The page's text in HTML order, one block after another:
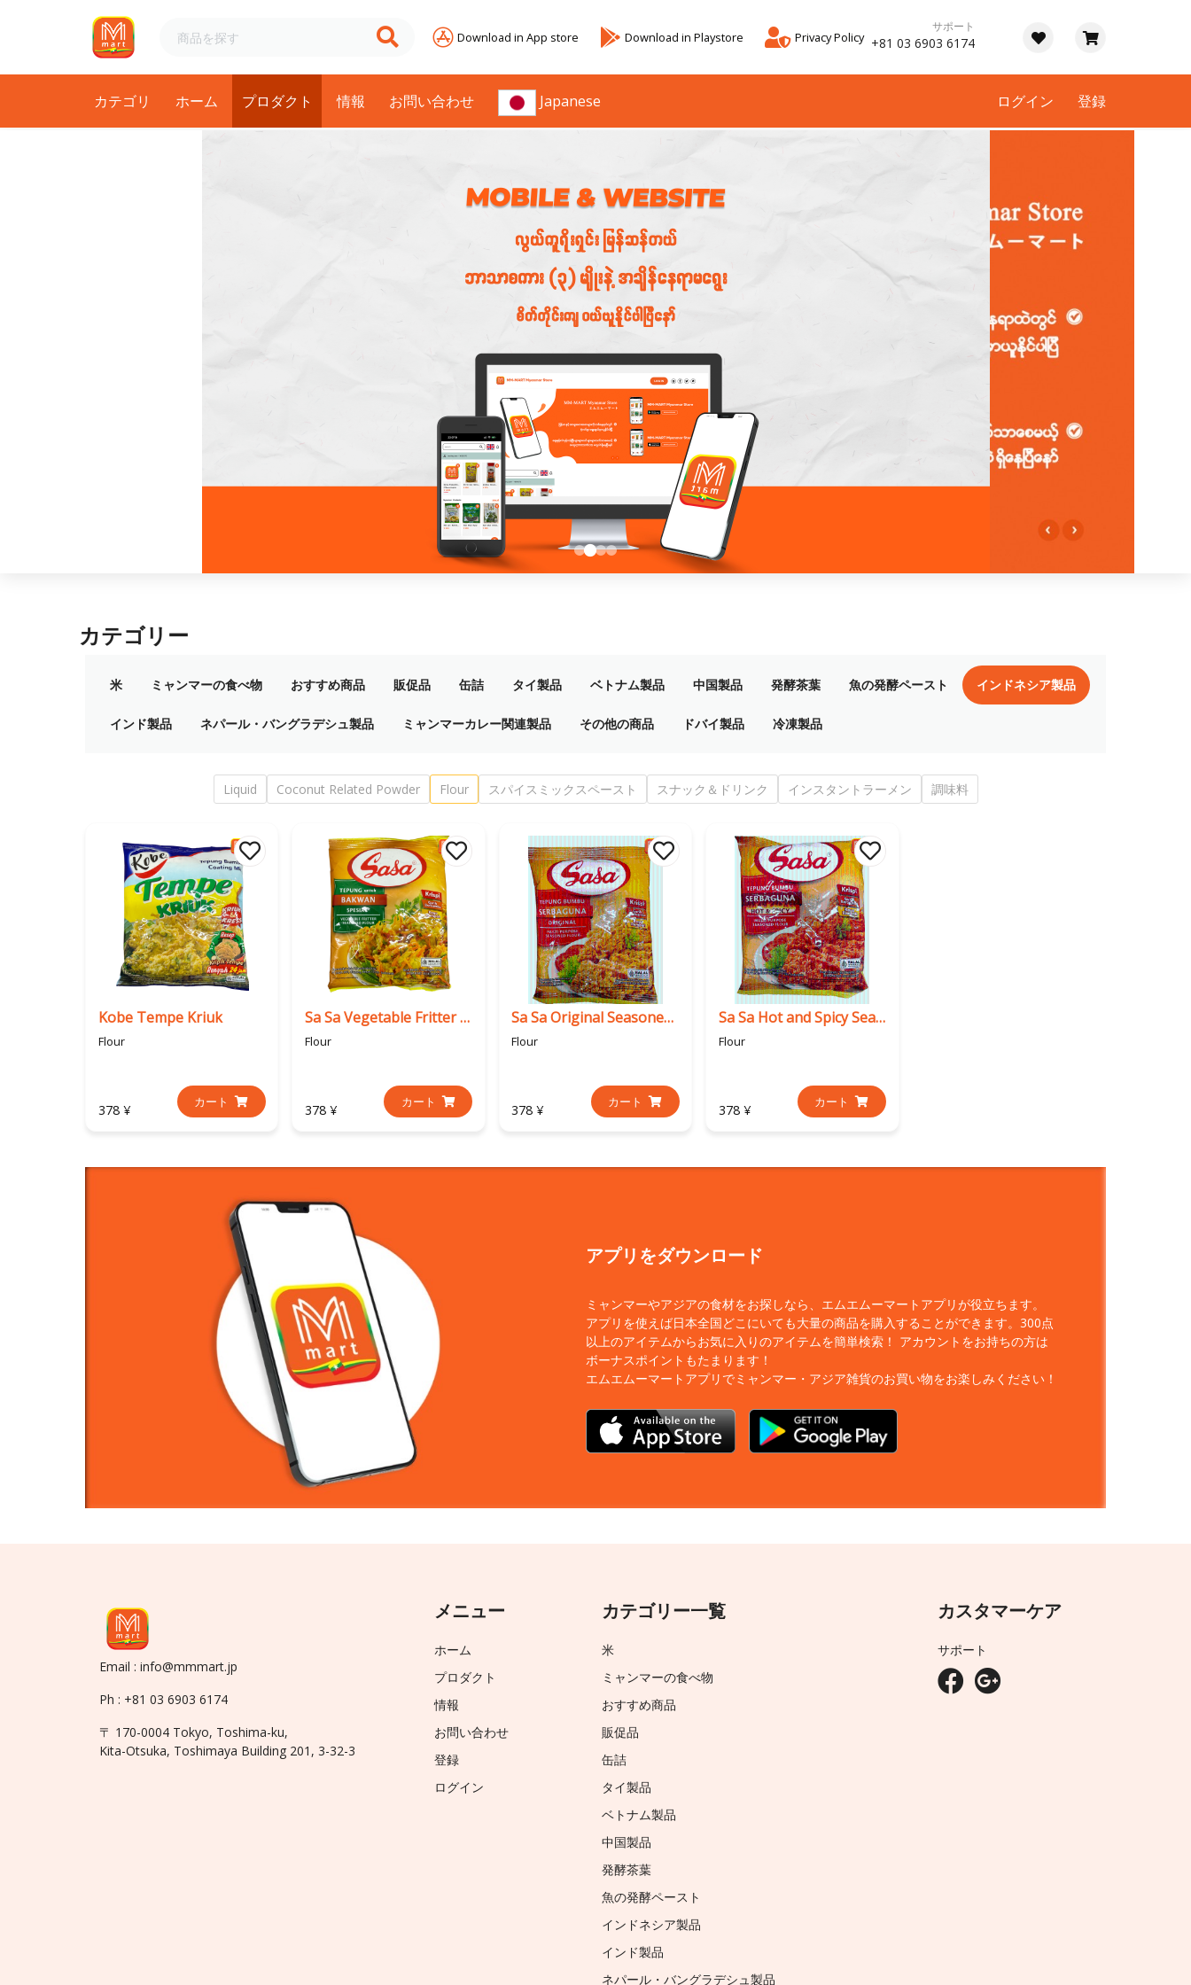
Download in App store Download in Playstore Privacy Policy
サポート
+81 03 6903 6174
カテゴリ ホーム プロダクト 情報 お問い合わせ Japanese ログイン 登録
カテゴリー
米 ミャンマーの食べ物 おすすめ商品 販促品 缶詰 タイ製品 ベトナム製品 中国製品 発酵茶葉 魚の発酵ペースト インドネシア製品
インド製品 ネパール・バングラデシュ製品 ミャンマーカレー関連製品 その他の商品 ドバイ製品 冷凍製品
Liquid Coconut Related Powder Flour スパイスミックスペースト スナック＆ドリンク インスタントラーメン 調味料
Kobe Tempe Kriuk
Flour
378 ¥ カート
Sa Sa Vegetable Fritter Seasoned Flour
Flour
378 ¥ カート
Sa Sa Original Seasoned Flour
Flour
378 ¥ カート
Sa Sa Hot and Spicy Seasoned Flour
Flour
378 ¥ カート
アプリをダウンロード
ミャンマーやアジアの食材をお探しなら、エムエムーマートアプリが役立ちます。
アプリを使えば日本全国どこにいても大量の商品を購入することができます。300点
以上のアイテムからお気に入りのアイテムを簡単検索！ アカウントをお持ちの方は
ボーナスポイントもたまります！
エムエムーマートアプリでミャンマー・アジア雑貨のお買い物をお楽しみください！
Email : info@mmmart.jp
Ph : +81 03 6903 6174
〒 170-0004 Tokyo, Toshima-ku,
Kita-Otsuka, Toshimaya Building 201, 3-32-3
メニュー
ホーム
プロダクト
情報
お問い合わせ
登録
ログイン
カテゴリー一覧
米
ミャンマーの食べ物
おすすめ商品
販促品
缶詰
タイ製品
ベトナム製品
中国製品
発酵茶葉
魚の発酵ペースト
インドネシア製品
インド製品
ネパール・バングラデシュ製品
カスタマーケア
サポート